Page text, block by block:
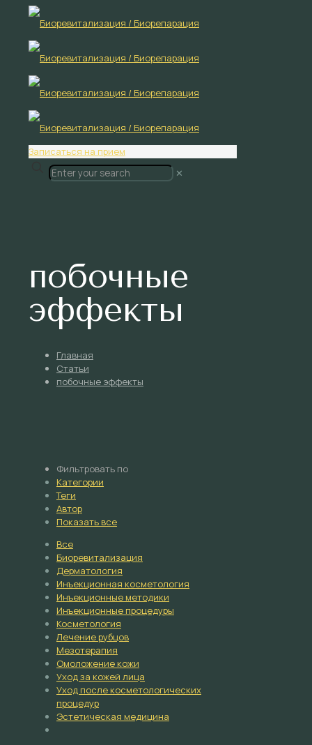
Записаться на прием
✕
побочные
эффекты
Главная
Статьи
побочные эффекты
Фильтровать по
Категории
Теги
Автор
Показать все
Все
Биоревитализация
Дерматология
Инъекционная косметология
Инъекционные методики
Инъекционные процедуры
Косметология
Лечение рубцов
Мезотерапия
Омоложение кожи
Уход за кожей лица
Уход после косметологических
процедур
Эстетическая медицина